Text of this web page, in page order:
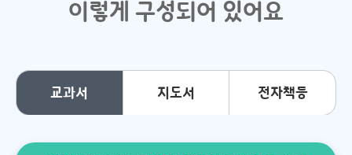
이렇게 구성되어 있어요
교과서 지도서 전자책등